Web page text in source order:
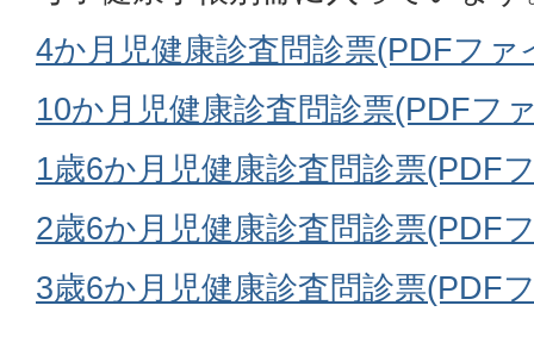
4か月児健康診査問診票(PDFファ
10か月児健康診査問診票(PDFフ
1歳6か月児健康診査問診票(PDF
2歳6か月児健康診査問診票(PDF
3歳6か月児健康診査問診票(PDF